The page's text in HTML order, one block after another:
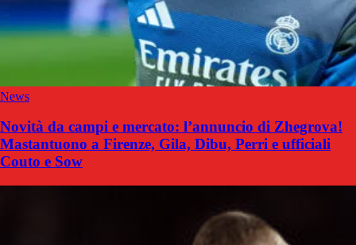
News
Novità da campi e mercato: l’annuncio di Zhegrova!
Mastantuono a Firenze, Gila, Dibu, Perri e ufficiali
Couto e Sow